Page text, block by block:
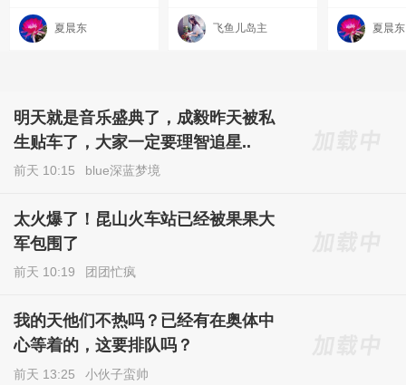
夏晨东 飞鱼儿岛主 夏晨东
明天就是音乐盛典了，成毅昨天被私
生贴车了，大家一定要理智追星..
前天 10:15 blue深蓝梦境
太火爆了！昆山火车站已经被果果大
军包围了
前天 10:19 团团忙疯
我的天他们不热吗？已经有在奥体中
心等着的，这要排队吗？
前天 13:25 小伙子蛮帅